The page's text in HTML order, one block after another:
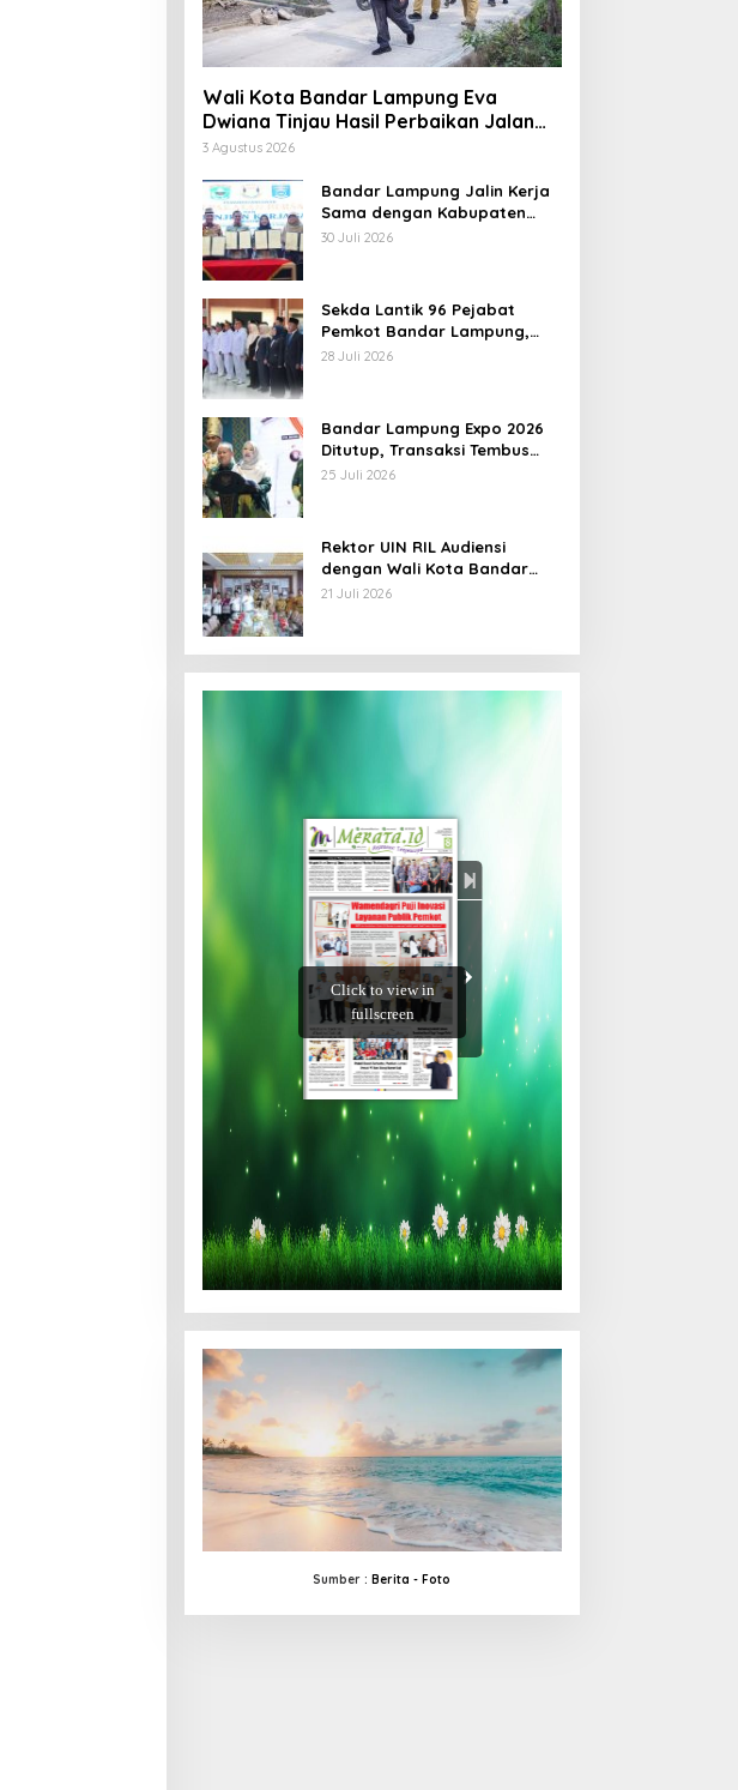
Wali Kota Bandar Lampung Eva
Dwiana Tinjau Hasil Perbaikan Jalan
Wala Kuba di Way Laga
3 Agustus 2026
Bandar Lampung Jalin Kerja
Sama dengan Kabupaten
Solok, Perkuat Ketahanan
30 Juli 2026
Sekda Lantik 96 Pejabat
Pemkot Bandar Lampung,
Rotasi Sentuh Camat hingga
28 Juli 2026
Bandar Lampung Expo 2026
Ditutup, Transaksi Tembus
Rp3,1 Miliar, UMKM Kuliner
25 Juli 2026
Rektor UIN RIL Audiensi
dengan Wali Kota Bandar
Lampung, Siap Terjunkan
21 Juli 2026
Sumber : Berita - Foto